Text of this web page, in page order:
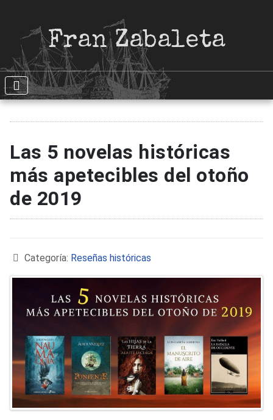
Fran Zabaleta
Las 5 novelas históricas
más apetecibles del otoño
de 2019
Detalles
Categoría: Reseñas históricas